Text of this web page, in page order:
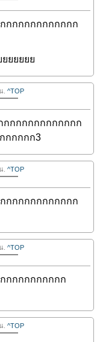
กกกกกกกกกกกก
ยยยยย
. ^TOP
กกกกกกกกกกกกก
กกกกก3
. ^TOP
กกกกกกกกกกกก
. ^TOP
กกกกกกกกกก
. ^TOP